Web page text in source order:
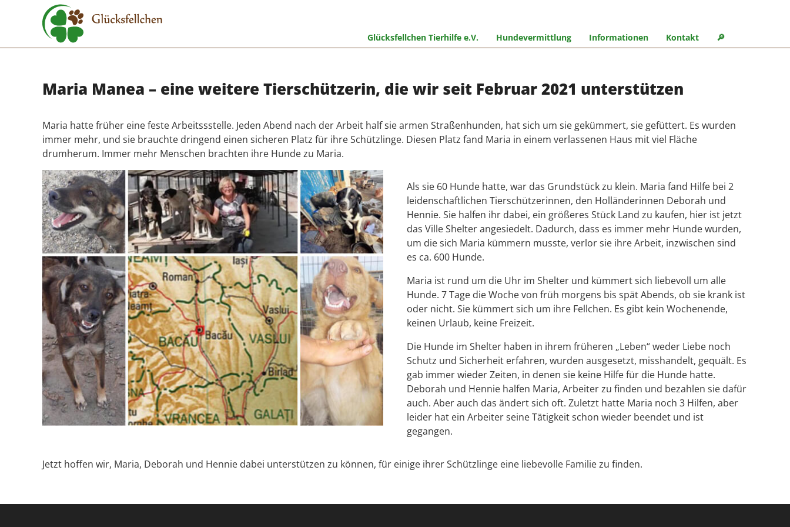
Glücksfellchen Tierhilfe e.V. Hundevermittlung Informationen Kontakt 🔎︎
Maria Manea – eine weitere Tierschützerin, die wir seit Februar 2021 unterstützen
Maria hatte früher eine feste Arbeitssstelle. Jeden Abend nach der Arbeit half sie armen Straßenhunden, hat sich um sie gekümmert, sie gefüttert. Es wurden
immer mehr, und sie brauchte dringend einen sicheren Platz für ihre Schützlinge. Diesen Platz fand Maria in einem verlassenen Haus mit viel Fläche
drumherum. Immer mehr Menschen brachten ihre Hunde zu Maria.
Als sie 60 Hunde hatte, war das Grundstück zu klein. Maria fand Hilfe bei 2
leidenschaftlichen Tierschützerinnen, den Holländerinnen Deborah und
Hennie. Sie halfen ihr dabei, ein größeres Stück Land zu kaufen, hier ist jetzt
das Ville Shelter angesiedelt. Dadurch, dass es immer mehr Hunde wurden,
um die sich Maria kümmern musste, verlor sie ihre Arbeit, inzwischen sind
es ca. 600 Hunde.
Maria ist rund um die Uhr im Shelter und kümmert sich liebevoll um alle
Hunde. 7 Tage die Woche von früh morgens bis spät Abends, ob sie krank ist
oder nicht. Sie kümmert sich um ihre Fellchen. Es gibt kein Wochenende,
keinen Urlaub, keine Freizeit.
Die Hunde im Shelter haben in ihrem früheren „Leben“ weder Liebe noch
Schutz und Sicherheit erfahren, wurden ausgesetzt, misshandelt, gequält. Es
gab immer wieder Zeiten, in denen sie keine Hilfe für die Hunde hatte.
Deborah und Hennie halfen Maria, Arbeiter zu finden und bezahlen sie dafür
auch. Aber auch das ändert sich oft. Zuletzt hatte Maria noch 3 Hilfen, aber
leider hat ein Arbeiter seine Tätigkeit schon wieder beendet und ist
gegangen.
Jetzt hoffen wir, Maria, Deborah und Hennie dabei unterstützen zu können, für einige ihrer Schützlinge eine liebevolle Familie zu finden.